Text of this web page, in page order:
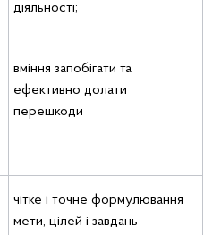
діяльності;
вміння запобігати та
ефективно долати
перешкоди
чітке i точне формулювання
мети, цілей i завдань